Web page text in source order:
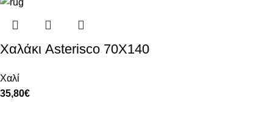
Χαλάκι Asterisco 70X140
Χαλί
35,80€